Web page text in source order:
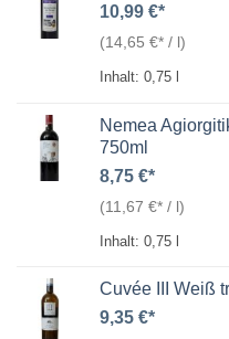
10,99 €
(14,65 € / l)
Inhalt: 0,75
Nemea
750ml
8,75 €
(11,67 € / l)
Inhalt: 0,75
Cuvée III Weiß
9,35 €